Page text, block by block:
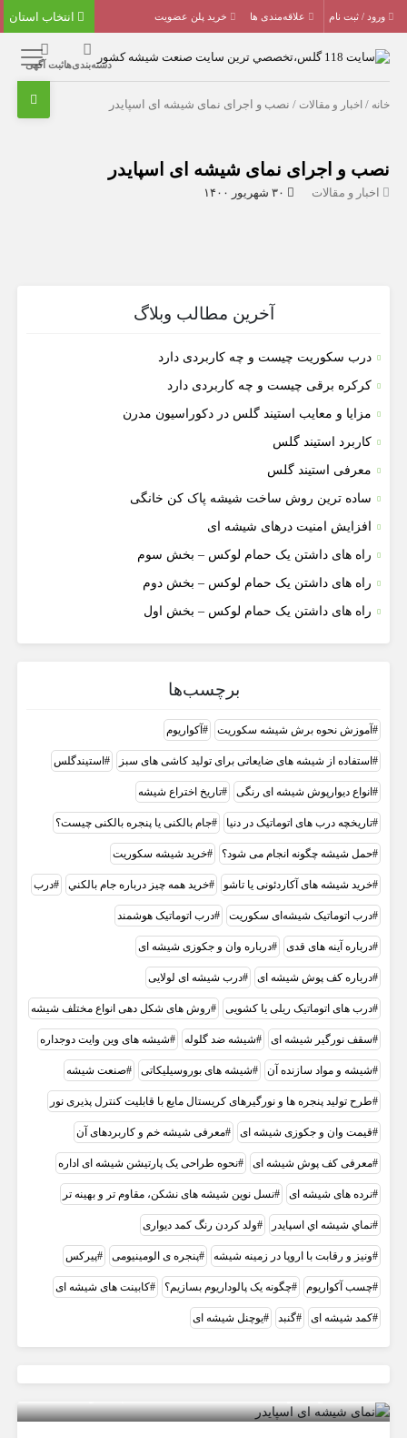
ورود / ثبت نام علاقه‌مندی ها خرید پلن عضویت
دسته‌بندی‌هاثبت آگهی
خانه/اخبار و مقالات/ نصب و اجرای نمای شیشه ای اسپایدر
نصب و اجرای نمای شیشه ای اسپایدر
اخبار و مقالات
آخرین مطالب وبلاگ
درب سکوریت چیست و چه کاربردی دارد
کرکره برقی چیست و چه کاربردی دارد
مزایا و معایب استیند گلس در دکوراسیون مدرن
کاربرد استیند گلس
معرفی استیند گلس
ساده ترین روش ساخت شیشه پاک کن خانگی
افزایش امنیت درهای شیشه ای
راه های داشتن یک حمام لوکس – بخش سوم
راه های داشتن یک حمام لوکس – بخش دوم
راه های داشتن یک حمام لوکس – بخش اول
برچسب‌ها
آموزش نحوه برش شیشه سکوریت آکواریوم
استفاده از شیشه های ضایعاتی برای تولید کاشی های سبز استیندگلس
انواع دیوارپوش شیشه ای رنگی تاریخ اختراع شیشه
تاریخچه درب های اتوماتیک در دنیا جام بالکنی یا پنجره بالکنی چیست؟
حمل شیشه چگونه انجام می شود؟ خرید شیشه سکوریت
خرید شیشه های آکاردئونی یا تاشو خرید همه چيز درباره جام بالکني درب
درب اتوماتیک شیشه‌ای سکوریت درب اتوماتیک هوشمند
درباره آینه های قدی درباره وان و جکوزی شیشه ای
درباره کف پوش شیشه ای درب شیشه ای لولایی
درب های اتوماتیک ریلی یا کشویی روش های شکل دهی انواع مختلف شیشه
سقف نورگیر شیشه ای شیشه ضد گلوله شیشه های وین وایت دوجداره
شیشه و مواد سازنده آن شیشه‌ های بوروسیلیکاتی صنعت شیشه
طرح تولید پنجره ها و نورگیرهای کریستال مایع با قابلیت کنترل پذیری نور
قیمت وان و جکوزی شیشه ای معرفی شیشه خم و کاربردهای آن
معرفی کف پوش شیشه ای نحوه طراحی یک پارتیشن شیشه ای اداره
نرده های شیشه ای نسل نوین شیشه های نشکن، مقاوم تر و بهینه تر
نماي شيشه اي اسپايدر ولد کردن رنگ کمد دیواری
ونیز و رقابت با اروپا در زمینه شیشه پنجره ی الومینیومی پیرکس
چسب آکواریوم چگونه یک پالوداریوم بسازیم؟ کابینت های شیشه ای
کمد شیشه ای گنبد یوچنل شیشه‌ ای